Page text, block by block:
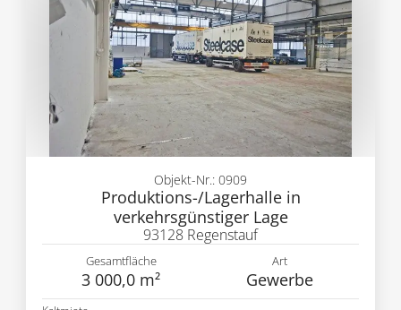
Produktions-/Lagerhalle in
verkehrsgünstiger Lage
Objekt-Nr.: 0909
93128 Regenstauf
Gesamtfläche
3 000,0 m²
Art
Gewerbe